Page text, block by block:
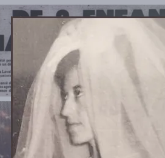
Aller
au
contenu